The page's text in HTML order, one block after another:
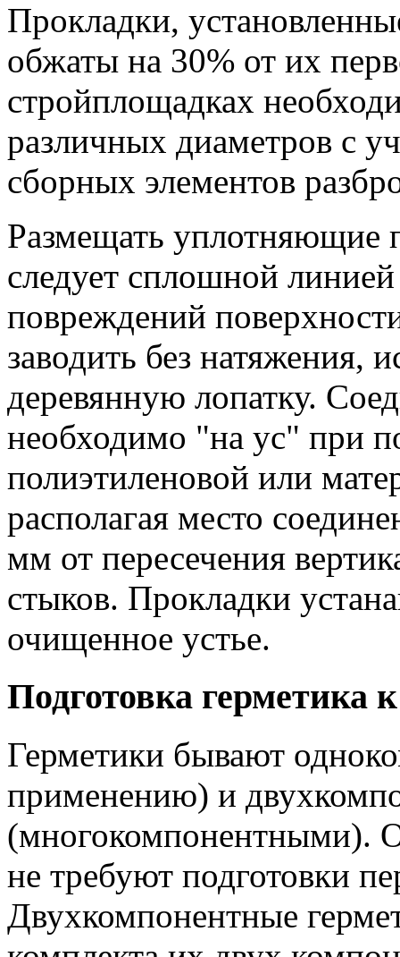
Прокладки,
обжаты на 30% от их
стройплощадках
различных диаметров с
сборных элементов
Размещать уплотняющие
следует сплошной
повреждений
заводить без натяжения,
деревянную лопатку.
необходимо "на ус" при
полиэтиленовой или
располагая место
мм от пересечения
стыков. Прокладки
очищенное устье.
Подготовка герметика
Герметики бывают
применению) и
(многокомпонентными).
не требуют подготовки
Двухкомпонентные